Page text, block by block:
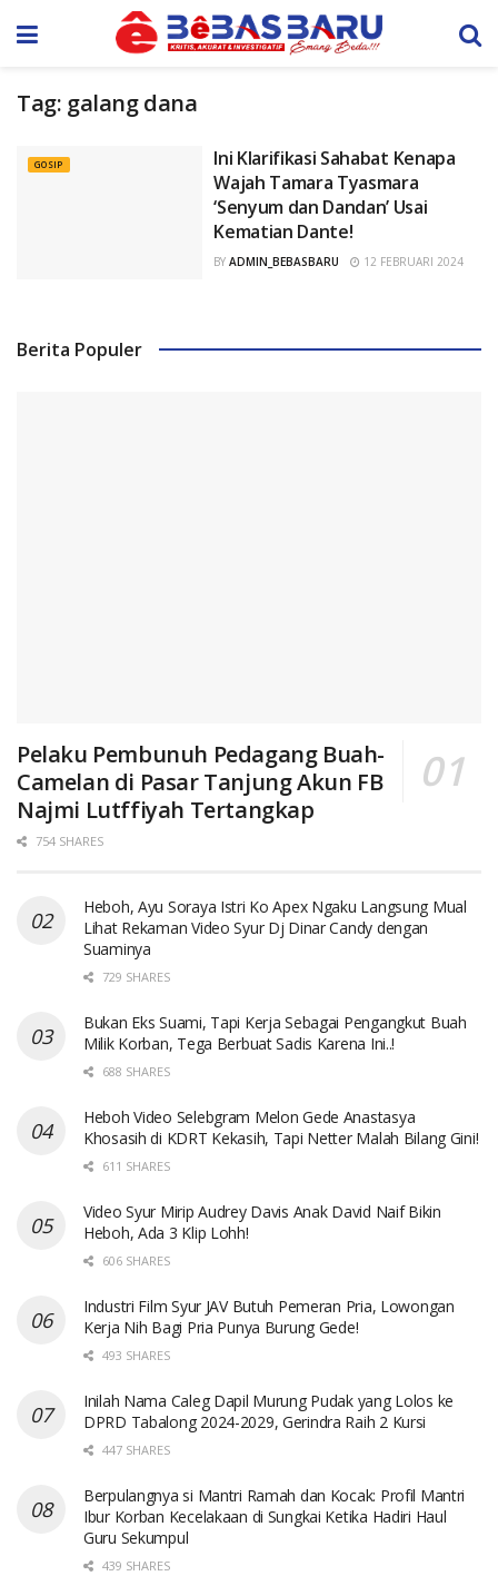
Tag: galang dana
GOSIP
Ini Klarifikasi Sahabat Kenapa
Wajah Tamara Tyasmara
‘Senyum dan Dandan’ Usai
Kematian Dante!
BY ADMIN_BEBASBARU 12 FEBRUARI 2024
Berita Populer
Pelaku Pembunuh Pedagang Buah-
Camelan di Pasar Tanjung Akun FB
Najmi Lutffiyah Tertangkap
754 SHARES
Heboh, Ayu Soraya Istri Ko Apex Ngaku Langsung Mual
Lihat Rekaman Video Syur Dj Dinar Candy dengan
Suaminya
729 SHARES
Bukan Eks Suami, Tapi Kerja Sebagai Pengangkut Buah
Milik Korban, Tega Berbuat Sadis Karena Ini..!
688 SHARES
Heboh Video Selebgram Melon Gede Anastasya
Khosasih di KDRT Kekasih, Tapi Netter Malah Bilang Gini!
611 SHARES
Video Syur Mirip Audrey Davis Anak David Naif Bikin
Heboh, Ada 3 Klip Lohh!
606 SHARES
Industri Film Syur JAV Butuh Pemeran Pria, Lowongan
Kerja Nih Bagi Pria Punya Burung Gede!
493 SHARES
Inilah Nama Caleg Dapil Murung Pudak yang Lolos ke
DPRD Tabalong 2024-2029, Gerindra Raih 2 Kursi
447 SHARES
Berpulangnya si Mantri Ramah dan Kocak: Profil Mantri
Ibur Korban Kecelakaan di Sungkai Ketika Hadiri Haul
Guru Sekumpul
439 SHARES